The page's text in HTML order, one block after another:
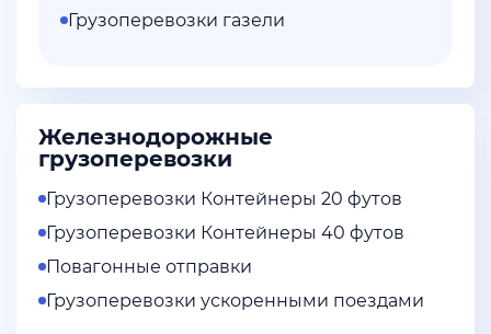
Грузоперевозки газели
Железнодорожные
грузоперевозки
Грузоперевозки Контейнеры 20 футов
Грузоперевозки Контейнеры 40 футов
Повагонные отправки
Грузоперевозки ускоренными поездами